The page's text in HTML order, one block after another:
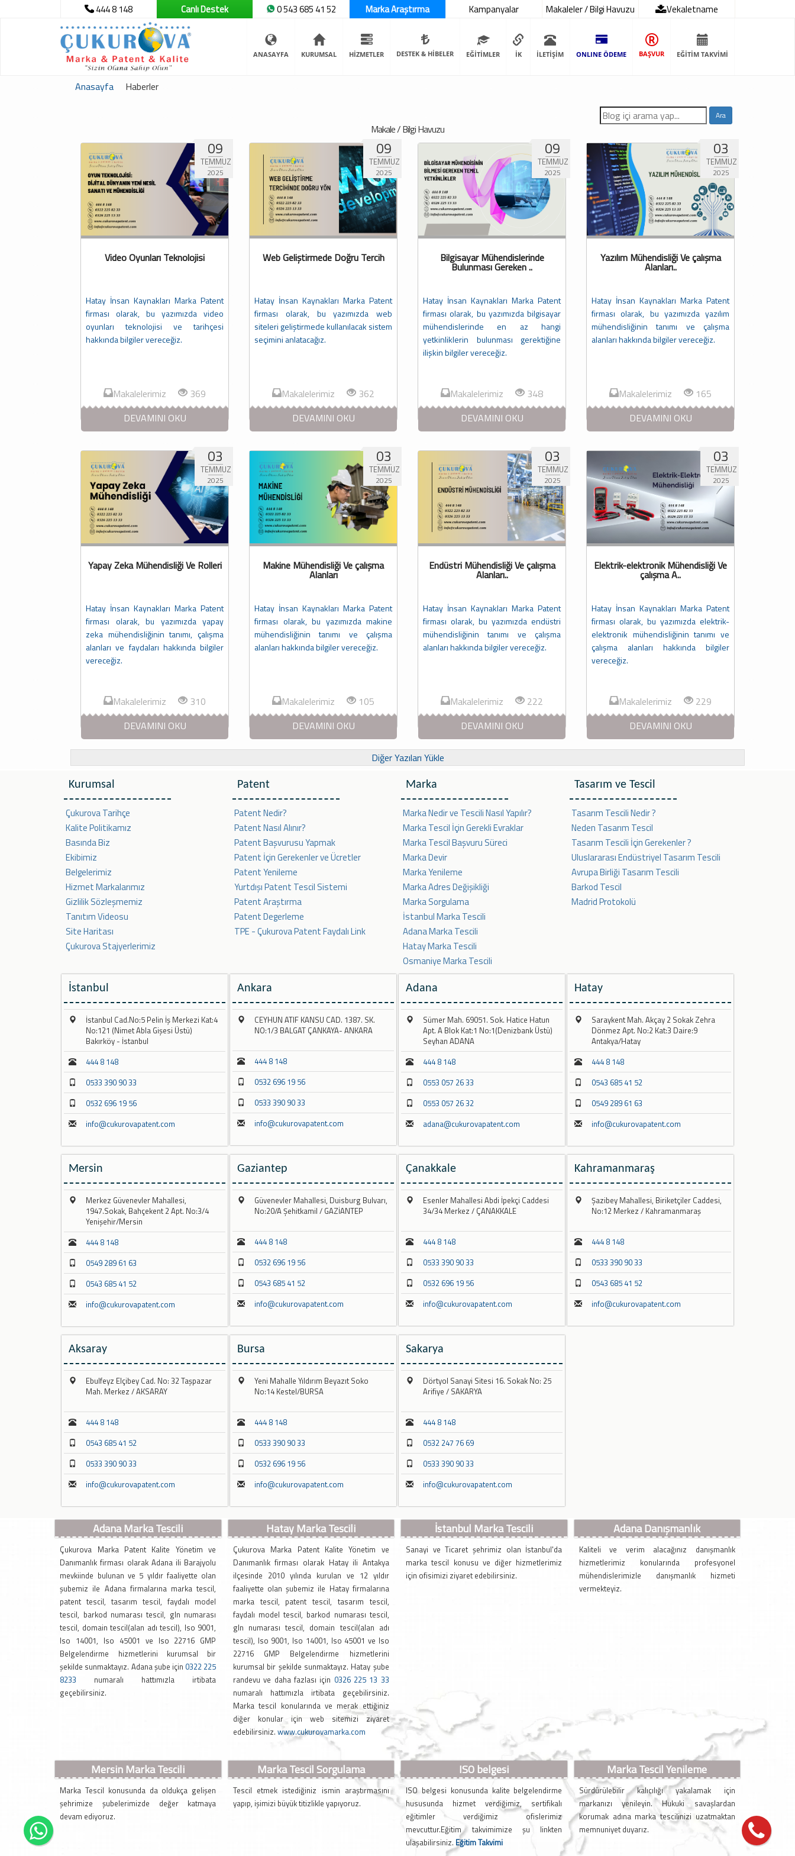
444 8 148 Canlı Destek 0 543 685 41 52 Marka Araştırma Kampanyalar Makaleler / Bilgi Havuzu Vekaletname
ANASAYFA KURUMSAL HİZMETLER DESTEK & HİBELER EĞİTİMLER İK İLETİŞİM ONLINE ÖDEME BAŞVUR EĞİTİM TAKVİMİ
Anasayfa Haberler
Makale / Bilgi Havuzu
09
TEMMUZ
2025
Video Oyunları Teknolojisi
Hatay İnsan Kaynakları Marka Patent
firması olarak, bu yazımızda video
oyunları teknolojisi ve tarihçesi
hakkında bilgiler vereceğiz.
Makalelerimiz
369
DEVAMINI OKU
09
TEMMUZ
2025
Web Geliştirmede Doğru Tercih
Hatay İnsan Kaynakları Marka Patent
firması olarak, bu yazımızda web
siteleri geliştirmede kullanılacak sistem
seçimini anlatacağız.
Makalelerimiz
362
DEVAMINI OKU
09
TEMMUZ
2025
Bilgisayar Mühendislerinde
Bulunması Gereken ..
Hatay İnsan Kaynakları Marka Patent
firması olarak, bu yazımızda bilgisayar
mühendislerinde en az hangi
yetkinliklerin bulunması gerektiğine
ilişkin bilgiler vereceğiz.
Makalelerimiz
348
DEVAMINI OKU
03
TEMMUZ
2025
Yazılım Mühendisliği Ve çalışma
Alanları..
Hatay İnsan Kaynakları Marka Patent
firması olarak, bu yazımızda yazılım
mühendisliğinin tanımı ve çalışma
alanları hakkında bilgiler vereceğiz.
Makalelerimiz
165
DEVAMINI OKU
03
TEMMUZ
2025
Yapay Zeka Mühendisliği Ve Rolleri
Hatay İnsan Kaynakları Marka Patent
firması olarak, bu yazımızda yapay
zeka mühendisliğinin tanımı, çalışma
alanları ve faydaları hakkında bilgiler
vereceğiz.
Makalelerimiz
310
DEVAMINI OKU
03
TEMMUZ
2025
Makine Mühendisliği Ve çalışma
Alanları
Hatay İnsan Kaynakları Marka Patent
firması olarak, bu yazımızda makine
mühendisliğinin tanımı ve çalışma
alanları hakkında bilgiler vereceğiz.
Makalelerimiz
105
DEVAMINI OKU
03
TEMMUZ
2025
Endüstri Mühendisliği Ve çalışma
Alanları..
Hatay İnsan Kaynakları Marka Patent
firması olarak, bu yazımızda endüstri
mühendisliğinin tanımı ve çalışma
alanları hakkında bilgiler vereceğiz.
Makalelerimiz
222
DEVAMINI OKU
03
TEMMUZ
2025
Elektrik-elektronik Mühendisliği Ve
çalışma A..
Hatay İnsan Kaynakları Marka Patent
firması olarak, bu yazımızda elektrik-
elektronik mühendisliğinin tanımı ve
çalışma alanları hakkında bilgiler
vereceğiz.
Makalelerimiz
229
DEVAMINI OKU
Diğer Yazıları Yükle
Kurumsal
Çukurova Tarihçe
Kalite Politikamız
Basında Biz
Ekibimiz
Belgelerimiz
Hizmet Markalarımız
Gizlilik Sözleşmemiz
Tanıtım Videosu
Site Haritası
Çukurova Stajyerlerimiz
Patent
Patent Nedir?
Patent Nasıl Alınır?
Patent Başvurusu Yapmak
Patent İçin Gerekenler ve Ücretler
Patent Yenileme
Yurtdışı Patent Tescil Sistemi
Patent Araştırma
Patent Degerleme
TPE - Çukurova Patent Faydalı Link
Marka
Marka Nedir ve Tescili Nasıl Yapılır?
Marka Tescil İçin Gerekli Evraklar
Marka Tescil Başvuru Süreci
Marka Devir
Marka Yenileme
Marka Adres Değişikliği
Marka Sorgulama
İstanbul Marka Tescili
Adana Marka Tescili
Hatay Marka Tescili
Osmaniye Marka Tescili
Tasarım ve Tescil
Tasarım Tescili Nedir ?
Neden Tasarım Tescil
Tasarım Tescili İçin Gerekenler ?
Uluslararası Endüstriyel Tasarım Tescili
Avrupa Birliği Tasarım Tescili
Barkod Tescil
Madrid Protokolü
İstanbul
İstanbul Cad.No:5 Pelin İş Merkezi Kat:4
No:121 (Nimet Abla Gişesi Üstü)
Bakırköy - İstanbul
444 8 148
0533 390 90 33
0532 696 19 56
info@cukurovapatent.com
Ankara
CEYHUN ATIF KANSU CAD. 1387. SK.
NO:1/3 BALGAT ÇANKAYA- ANKARA
444 8 148
0532 696 19 56
0533 390 90 33
info@cukurovapatent.com
Adana
Sümer Mah. 69051. Sok. Hatice Hatun
Apt. A Blok Kat:1 No:1(Denizbank Üstü)
Seyhan ADANA
444 8 148
0553 057 26 33
0553 057 26 32
adana@cukurovapatent.com
Hatay
Saraykent Mah. Akçay 2 Sokak Zehra
Dönmez Apt. No:2 Kat:3 Daire:9
Antakya/Hatay
444 8 148
0543 685 41 52
0549 289 61 63
info@cukurovapatent.com
Mersin
Merkez Güvenevler Mahallesi,
1947.Sokak, Bahçekent 2 Apt. No:3/4
Yenişehir/Mersin
444 8 148
0549 289 61 63
0543 685 41 52
info@cukurovapatent.com
Gaziantep
Güvenevler Mahallesi, Duisburg Bulvarı,
No:20/A Şehitkamil / GAZİANTEP
444 8 148
0532 696 19 56
0543 685 41 52
info@cukurovapatent.com
Çanakkale
Esenler Mahallesi Abdi İpekçi Caddesi
34/34 Merkez / ÇANAKKALE
444 8 148
0533 390 90 33
0532 696 19 56
info@cukurovapatent.com
Kahramanmaraş
Şazibey Mahallesi, Biriketçiler Caddesi,
No:12 Merkez / Kahramanmaraş
444 8 148
0533 390 90 33
0543 685 41 52
info@cukurovapatent.com
Aksaray
Ebulfeyz Elçibey Cad. No: 32 Taşpazar
Mah. Merkez / AKSARAY
444 8 148
0543 685 41 52
0533 390 90 33
info@cukurovapatent.com
Bursa
Yeni Mahalle Yıldırım Beyazıt Soko
No:14 Kestel/BURSA
444 8 148
0533 390 90 33
0532 696 19 56
info@cukurovapatent.com
Sakarya
Dörtyol Sanayi Sitesi 16. Sokak No: 25
Arifiye / SAKARYA
444 8 148
0532 247 76 69
0533 390 90 33
info@cukurovapatent.com
Adana Marka Tescili
Çukurova Marka Patent Kalite Yönetim ve
Danımanlık firması olarak Adana ili Barajyolu
mevkiinde bulunan ve 5 yıldır faaliyette olan
şubemiz ile Adana firmalarına marka tescil,
patent tescil, tasarım tescil, faydalı model
tescil, barkod numarası tescil, gln numarası
tescil, domain tescil(alan adı tescil), Iso 9001,
Iso 14001, Iso 45001 ve Iso 22716 GMP
Belgelendirme hizmetlerini kurumsal bir
şekilde sunmaktayız. Adana şube için 0322 225
8233 numaralı hattımızla irtibata
geçebilirsiniz.
Hatay Marka Tescili
Çukurova Marka Patent Kalite Yönetim ve
Danımanlık firması olarak Hatay ili Antakya
ilçesinde 2010 yılında kurulan ve 12 yıldır
faaliyette olan şubemiz ile Hatay firmalarına
marka tescil, patent tescil, tasarım tescil,
faydalı model tescil, barkod numarası tescil,
gln numarası tescil, domain tescil(alan adı
tescil), Iso 9001, Iso 14001, Iso 45001 ve Iso
22716 GMP Belgelendirme hizmetlerini
kurumsal bir şekilde sunmaktayız. Hatay şube
randevu ve daha fazlası için 0326 225 13 33
numaralı hattımızla irtibata geçebilirsiniz.
Marka tescil konularında ve merak ettiğiniz
diğer konular için web sitemizi ziyaret
edebilirsiniz. www.cukurovamarka.com
İstanbul Marka Tescili
Sanayi ve Ticaret şehrimiz olan İstanbul'da
marka tescil konusu ve diğer hizmetlerimiz
için ofisimizi ziyaret edebilirsiniz.
Adana Danışmanlık
Kaliteli ve verim alacağınız danışmanlık
hizmetlerimiz konularında profesyonel
mühendislerimizle danışmanlık hizmeti
vermekteyiz.
Mersin Marka Tescili
Marka Tescil konusunda da oldukça gelişen
şehrimize şubelerimizde değer katmaya
devam ediyoruz.
Marka Tescil Sorgulama
Tescil etmek istediğiniz ismin araştırmasını
yapıp, işimizi büyük titizlikle yapıyoruz.
ISO belgesi
ISO belgesi konusunda kalite belgelendirme
hususunda hizmet verdiğimiz, sertifikalı
eğitimler verdiğimiz ofislerimiz
mevcuttur.Eğitim takvimimize şu linkten
ulaşabilirsiniz. Eğitim Takvimi
Marka Tescil Yenileme
Sürdürülebilir kalıcılığı yakalamak için
markanızı yenileyin. Hukuki savaşlardan
korumak adına marka tescilinizi uzatmaktan
memnuniyet duyarız.